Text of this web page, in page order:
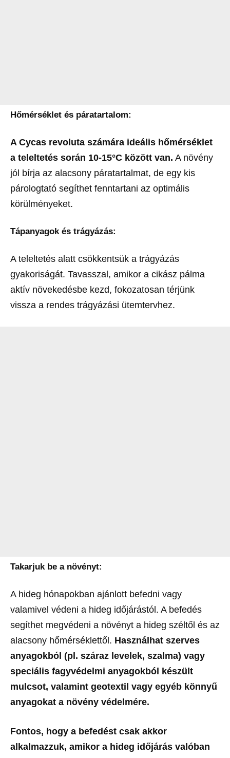
Hőmérséklet és páratartalom:
A Cycas revoluta számára ideális hőmérséklet
a teleltetés során 10-15°C között van. A növény
jól bírja az alacsony páratartalmat, de egy kis
párologtató segíthet fenntartani az optimális
körülményeket.
Tápanyagok és trágyázás:
A teleltetés alatt csökkentsük a trágyázás
gyakoriságát. Tavasszal, amikor a cikász pálma
aktív növekedésbe kezd, fokozatosan térjünk
vissza a rendes trágyázási ütemtervhez.
Takarjuk be a növényt:
A hideg hónapokban ajánlott befedni vagy
valamivel védeni a hideg időjárástól. A befedés
segíthet megvédeni a növényt a hideg széltől és az
alacsony hőmérséklettől. Használhat szerves
anyagokból (pl. száraz levelek, szalma) vagy
speciális fagyvédelmi anyagokból készült
mulcsot, valamint geotextil vagy egyéb könnyű
anyagokat a növény védelmére.
Fontos, hogy a befedést csak akkor
alkalmazzuk, amikor a hideg időjárás valóban